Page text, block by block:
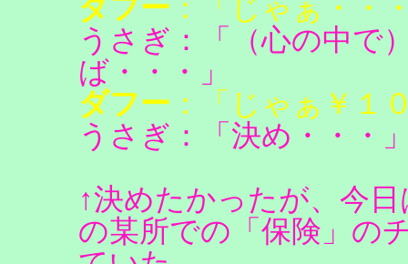
ダフー ：「じゃぁ・・
うさぎ：「（心の中で
ば・・・」
ダフー ：「じゃぁ￥１
うさぎ：「決め・・・
↑決めたかったが、今
の某所での「保険」の